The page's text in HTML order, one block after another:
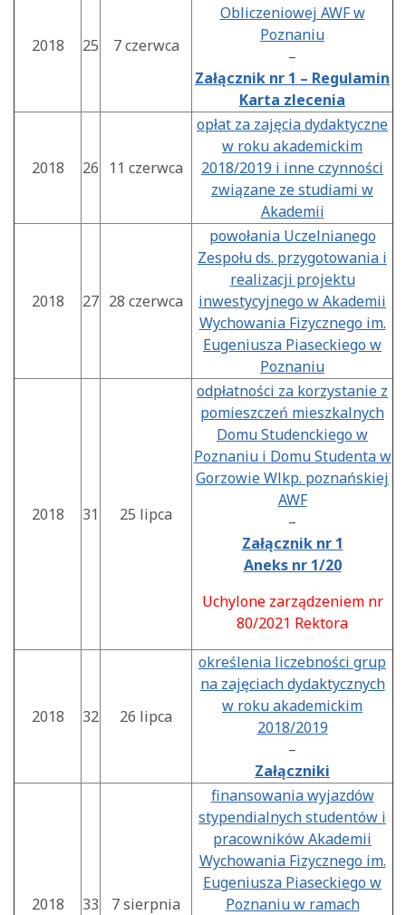
2018 25 7 czerwca
Obliczeniowej AWF w
Poznaniu
–
Załącznik nr 1 – Regulamin
Karta zlecenia
2018 26 11 czerwca
opłat za zajęcia dydaktyczne
w roku akademickim
2018/2019 i inne czynności
związane ze studiami w
Akademii
2018 27 28 czerwca
powołania Uczelnianego
Zespołu ds. przygotowania i
realizacji projektu
inwestycyjnego w Akademii
Wychowania Fizycznego im.
Eugeniusza Piaseckiego w
Poznaniu
2018 31 25 lipca
odpłatności za korzystanie z
pomieszczeń mieszkalnych
Domu Studenckiego w
Poznaniu i Domu Studenta w
Gorzowie Wlkp. poznańskiej
AWF
–
Załącznik nr 1
Aneks nr 1/20
Uchylone zarządzeniem nr
80/2021 Rektora
2018 32 26 lipca
określenia liczebności grup
na zajęciach dydaktycznych
w roku akademickim
2018/2019
–
Załączniki
2018 33 7 sierpnia
finansowania wyjazdów
stypendialnych studentów i
pracowników Akademii
Wychowania Fizycznego im.
Eugeniusza Piaseckiego w
Poznaniu w ramach